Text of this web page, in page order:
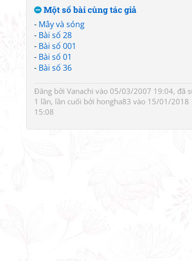
Một số bài cùng tác giả
- Mây và sóng
- Bài số 28
- Bài số 001
- Bài số 01
- Bài số 36
Đăng bởi Vanachi vào 05/03/2007 19:04, đã
1 lần, lần cuối bởi hongha83 vào 15/01/2018
15:08